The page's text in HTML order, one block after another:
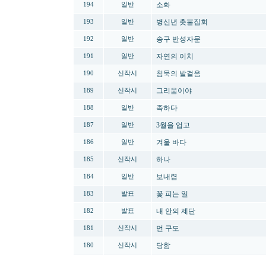
194 일반 소화
193 일반 병신년 촛불집회
192 일반 송구 반성자문
191 일반 자연의 이치
190 신작시 침묵의 발걸음
189 신작시 그리움이야
188 일반 족하다
187 일반 3월을 업고
186 일반 겨울 바다
185 신작시 하나
184 일반 보내렴
183 발표 꽃 피는 일
182 발표 내 안의 제단
181 신작시 먼 구도
180 신작시 당함